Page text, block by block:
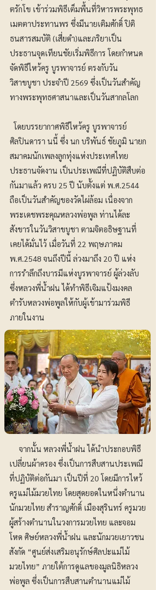
ตรักโข เข้าร่วมพิธีเต็มพื้นที่วิหารพระพุทธ
เมตตาประทานพร ซึ่งมีนายเติมศักดิ์ ปิติ
ธนสารสมบัติ (เสี่ยดำ)และภริยาเป็น
ประธานจุดเทียนชัยเริ่มพิธีการ โดยกำหนด
จัดพิธีไหว้ครู บูรพาจารย์ ตรงกับวัน
วิสาขบูชา ประจำปี 2569 ซึ่งเป็นวันสำคัญ
ทางพระพุทธศาสนาและเป็นวันสากลโลก
โดยบรรยากาศพิธีไหว้ครู บูรพาจารย์
ศิลปินดารา นนี้ ซึ่ง นก บริพันธ์ ชัยภูมิ นายก
สมาคมนักเพลงลูกทุ่งแห่งประเทศไทย
ประธานจัดงาน เป็นประเพณีที่ปฏิบัติสืบต่อ
กันมาแล้ว ครบ 25 ปี นับตั้งแต่ พ.ศ.2544
ถือเป็นวันสำคัญของวัดไผ่ล้อม เนื่องจาก
พระเดชพระคุณหลวงพ่อพูล ท่านได้ละ
สังขารในวันวิสาขบูชา ตามจิตอธิษฐานที่
เคยได้มั่นไว้ เมื่อวันที่ 22 พฤษภาคม
พ.ศ.2548 จนถึงปีนี้ ล่วงมาถึง 20 ปี แห่ง
การรำลึกถึงบารมีแห่งบูรพาจารย์ ผู้ล่วงลับ
ซึ่งหลวงพี่น้ำฝน ได้ทำพิธีเจิมแป้งมงคล
ตำรับหลวงพ่อพูลให้กับผู้เข้ามาร่วมพิธี
ภายในงาน
จากนั้น หลวงพี่น้ำฝน ได้นำประกอบพิธี
เปลี่ยนผ้าครอง ซึ่งเป็นการสืบสานประเพณี
ที่ปฏิบัติต่อกันมา เป็นปีที่ 20 โดยมีการไหว้
ครูแม่ไม้มวยไทย โดยสุดยอดในหนึ่งตำนาน
นักมวยไทย สำราญศักดิ์ เมืองสุรินทร์ ครูมวย
ผู้สร้างตำนานในวงการมวยไทย และจอม
โหด ศิษย์หลวงพี่น้ำฝน และนักมวยเยาวชน
สังกัด “ศูนย์ส่งเสริมอนุรักษ์ศิลปะแม่ไม้
มวยไทย” ภายใต้การดูแลของมูลนิธิหลวง
พ่อพูล ซึ่งเป็นการสืบสานตำนานแม่ไม้